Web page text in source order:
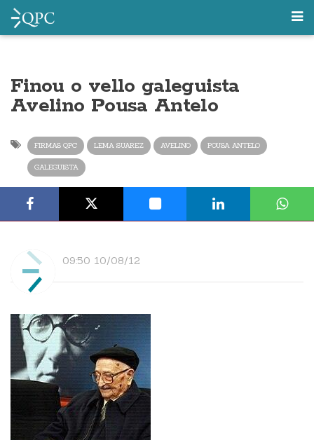
Finou o vello galeguista
Avelino Pousa Antelo
FIRMAS QPC LEMA SUAREZ AVELINO POUSA ANTELO
GALEGUISTA
09:50 10/08/12